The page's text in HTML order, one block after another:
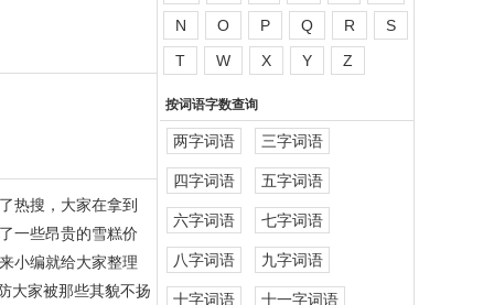
热搜，大家在拿到
一些昂贵的雪糕价
小编就给大家整理
大家被那些其貌不扬
N
O P Q R
S
T
W X Y Z
按词语字数查询
两字词语 三字词语
四字词语 五字词语
六字词语 七字词语
八字词语 九字词语
十字词语 十一字词语